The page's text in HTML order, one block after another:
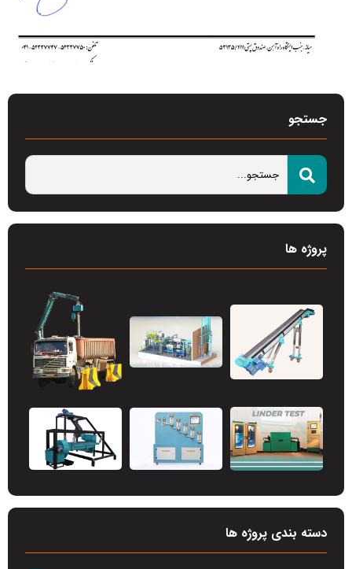
جستجو
پروژه ها
دسته بندی پروژه ها